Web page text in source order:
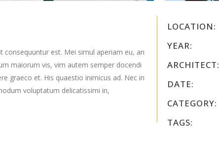
est. Mei simul aperiam eu, an
maiorum vis, vim autem semper docendi
graeco et. His quaestio inimicus ad. Nec in
voluptatum delicatissimi in,
LOCATION:
YEAR:
ARCHITECT:
DATE:
CATEGORY:
TAGS: